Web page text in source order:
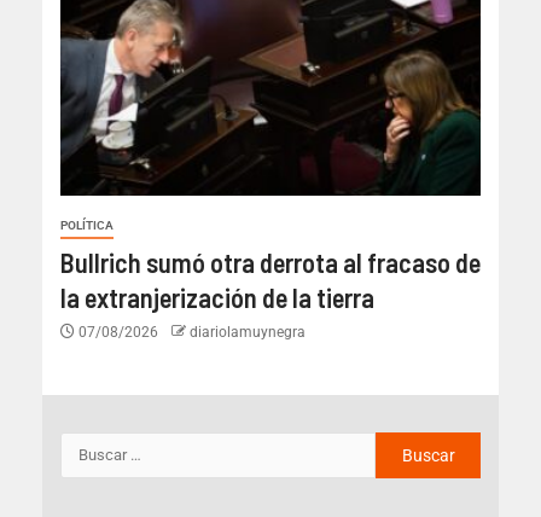
POLÍTICA
Bullrich sumó otra derrota al fracaso de
la extranjerización de la tierra
07/08/2026 diariolamuynegra